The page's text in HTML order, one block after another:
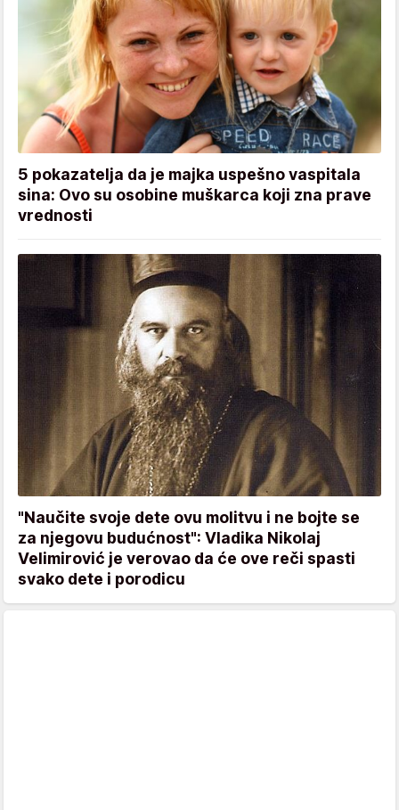
5 pokazatelja da je majka uspešno vaspitala
sina: Ovo su osobine muškarca koji zna prave
vrednosti
"Naučite svoje dete ovu molitvu i ne bojte se
za njegovu budućnost": Vladika Nikolaj
Velimirović je verovao da će ove reči spasti
svako dete i porodicu